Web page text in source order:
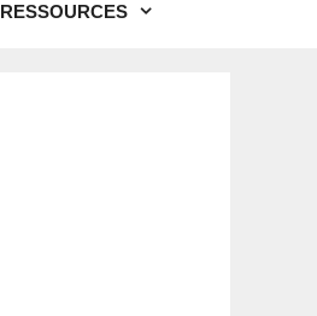
RESSOURCES